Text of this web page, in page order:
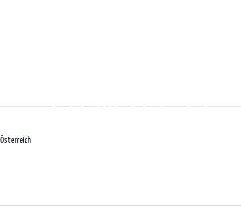
Österreich